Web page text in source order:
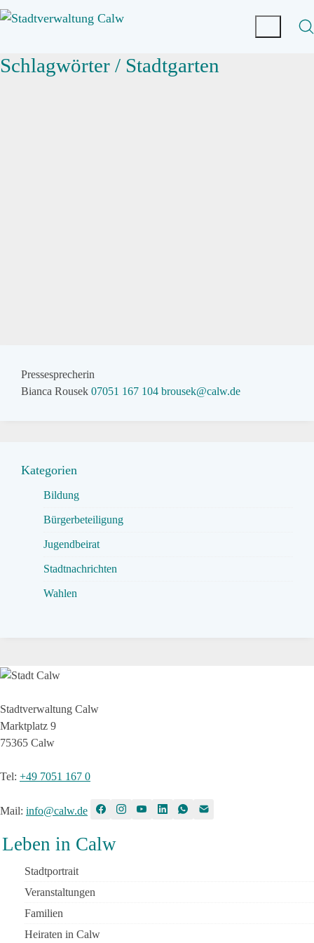
Schlagwörter / Stadtgarten
Pressesprecherin
Bianca Rousek 07051 167 104 brousek@calw.de
Kategorien
Bildung
Bürgerbeteiligung
Jugendbeirat
Stadtnachrichten
Wahlen
Stadtverwaltung Calw
Marktplatz 9
75365 Calw
Tel: +49 7051 167 0
Mail: info@calw.de
Leben in Calw
Stadtportrait
Veranstaltungen
Familien
Heiraten in Calw